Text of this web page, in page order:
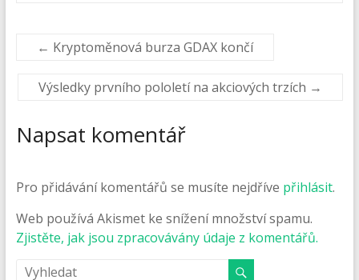
← Kryptoměnová burza GDAX končí
Výsledky prvního pololetí na akciových trzích →
Napsat komentář
Pro přidávání komentářů se musíte nejdříve přihlásit.
Web používá Akismet ke snížení množství spamu.
Zjistěte, jak jsou zpracovávány údaje z komentářů.